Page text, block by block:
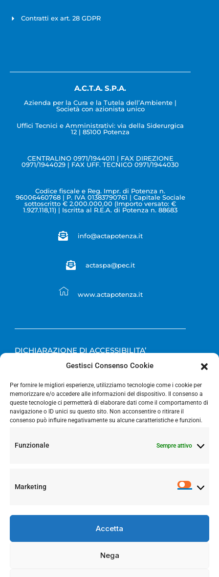
Gestisci Consenso Cookie
Per fornire le migliori esperienze, utilizziamo tecnologie come i cookie per
memorizzare e/o accedere alle informazioni del dispositivo. Il consenso a
queste tecnologie ci permetterà di elaborare dati come il comportamento di
navigazione o ID unici su questo sito. Non acconsentire o ritirare il
consenso può influire negativamente su alcune caratteristiche e funzioni.
Funzionale Sempre attivo
Marketing
Accetta
Nega
Contratti ex art. 28 GDPR
A.C.T.A. S.P.A.
Azienda per la Cura e la Tutela dell’Ambiente |
Società con azionista unico
Uffici Tecnici e Amministrativi: via della Siderurgica
12 | 85100 Potenza
CENTRALINO 0971/1944011 | FAX DIREZIONE
0971/1944029 | FAX UFF. TECNICO 0971/1944030
Codice fiscale e Reg. Impr. di Potenza n.
96006460768 | P. IVA 01383790761 | Capitale Sociale
sottoscritto € 2.000.000,00 (Importo versato: €
1.927.118,11) | Iscritta al R.E.A. di Potenza n. 88683
info@actapotenza.it
actaspa@pec.it
www.actapotenza.it
DICHIARAZIONE DI ACCESSIBILITA’
OBIETTIVI DI ACCESSIBILITA’